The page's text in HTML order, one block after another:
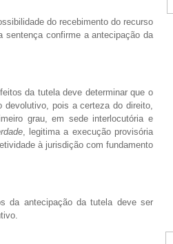
do recebimento do recurso
confirme a antecipação da
da tutela deve determinar que o
pois a certeza do direito,
grau, em sede interlocutória e
, legitima a execução provisória
à jurisdição com fundamento
da antecipação da tutela deve ser